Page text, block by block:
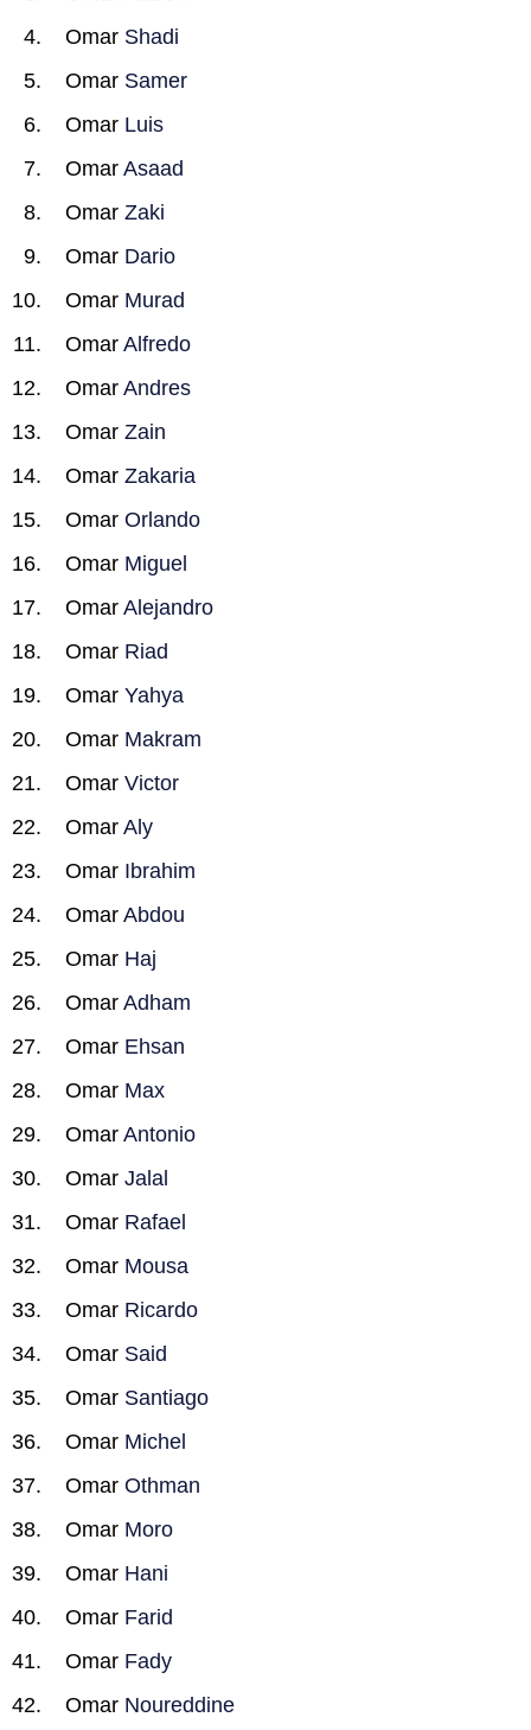
Omar Shadi
Omar Samer
Omar Luis
Omar Asaad
Omar Zaki
Omar Dario
Omar Murad
Omar Alfredo
Omar Andres
Omar Zain
Omar Zakaria
Omar Orlando
Omar Miguel
Omar Alejandro
Omar Riad
Omar Yahya
Omar Makram
Omar Victor
Omar Aly
Omar Ibrahim
Omar Abdou
Omar Haj
Omar Adham
Omar Ehsan
Omar Max
Omar Antonio
Omar Jalal
Omar Rafael
Omar Mousa
Omar Ricardo
Omar Said
Omar Santiago
Omar Michel
Omar Othman
Omar Moro
Omar Hani
Omar Farid
Omar Fady
Omar Noureddine